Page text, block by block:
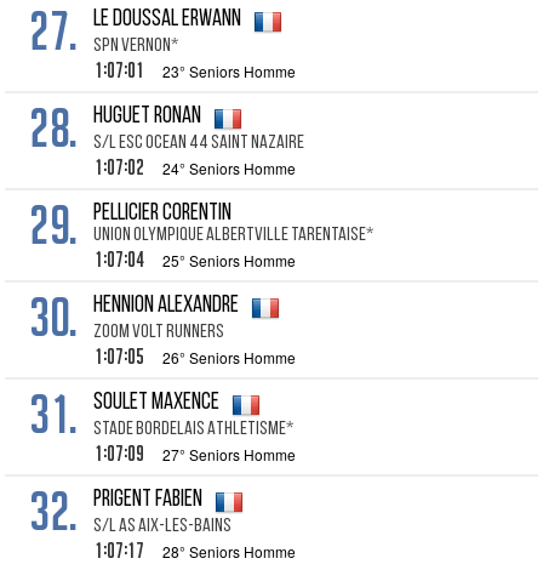
27. LE DOUSSAL ERWANN
SPN VERNON*
1:07:01 23° Seniors Homme
28. HUGUET RONAN
S/L ESC OCEAN 44 SAINT NAZAIRE
1:07:02 24° Seniors Homme
29. PELLICIER CORENTIN
UNION OLYMPIQUE ALBERTVILLE TARENTAISE*
1:07:04 25° Seniors Homme
30. HENNION ALEXANDRE
ZOOM VOLT RUNNERS
1:07:05 26° Seniors Homme
31. SOULET MAXENCE
STADE BORDELAIS ATHLETISME*
1:07:09 27° Seniors Homme
32. PRIGENT FABIEN
S/L AS AIX-LES-BAINS
1:07:17 28° Seniors Homme